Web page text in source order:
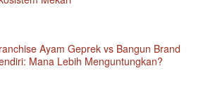
Ayam Geprek vs Bangun Brand
Mana Lebih Menguntungkan?